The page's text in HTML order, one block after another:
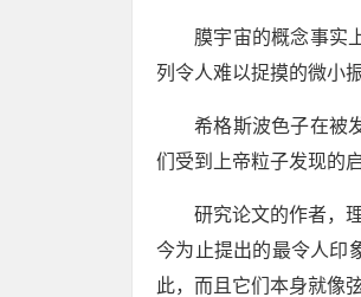
膜宇宙的概念事实
列令人难以捉摸的微小
希格斯波色子在被
们受到上帝粒子发现的
研究论文的作者，
今为止提出的最令人印
此，而且它们本身就像